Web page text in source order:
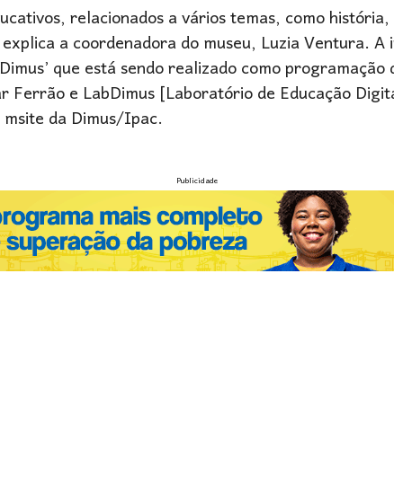
relacionados a vários temas, como
a coordenadora do museu, Luzia Ventura.
que está sendo realizado como
e LabDimus [Laboratório de Educação
da Dimus/Ipac.
Publicidade